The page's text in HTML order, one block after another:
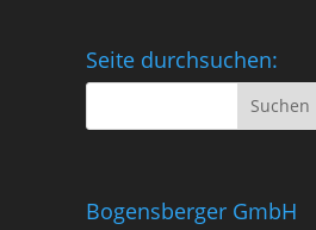
Seite durchsuchen:
Bogensberger GmbH